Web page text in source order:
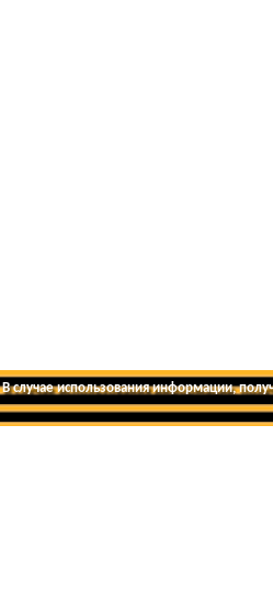
В случае использования информации,